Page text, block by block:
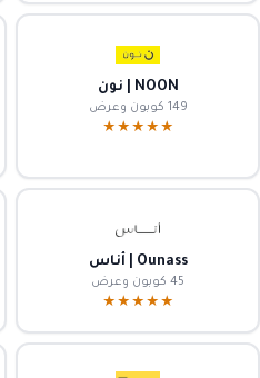
NOON | نون
149 كوبون وعرض
★★★★★
Ounass | أناس
45 كوبون وعرض
★★★★★